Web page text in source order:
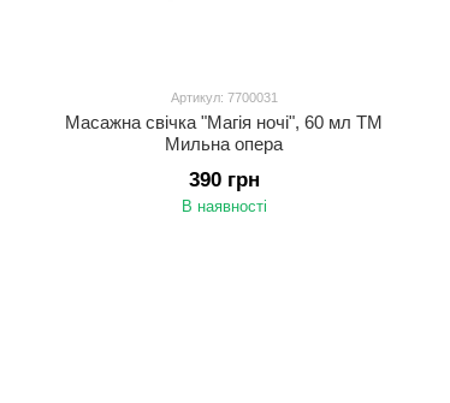
Артикул: 7700031
Масажна свічка "Магія ночі", 60 мл ТМ
Мильна опера
390 грн
В наявності